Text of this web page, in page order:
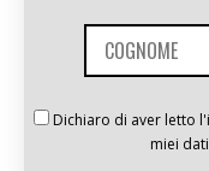
Dichiaro di aver letto
miei